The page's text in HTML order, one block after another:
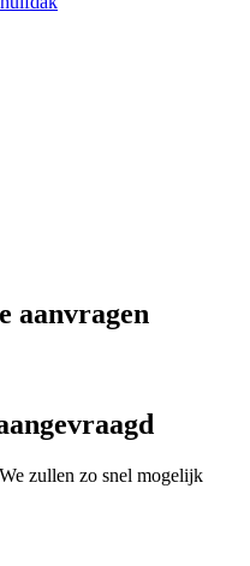
aanvragen
zullen zo snel mogelijk